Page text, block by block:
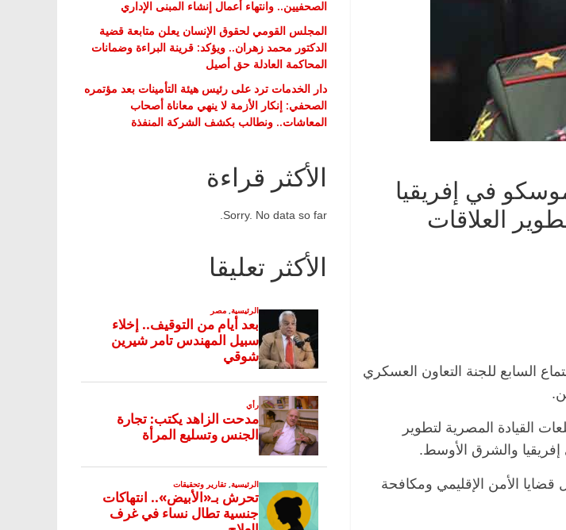
في إفريقيا
العلاقات
السابع للجنة التعاون العسكري
القيادة المصرية لتطوير
والشرق الأوسط.
الأمن الإقليمي ومكافحة
الصحفيين.. وانتهاء أعمال إنشاء المبنى الإداري
المجلس القومي لحقوق الإنسان يعلن متابعة قضية
الدكتور محمد زهران.. ويؤكد: قرينة البراءة وضمانات
المحاكمة العادلة حق أصيل
دار الخدمات ترد على رئيس هيئة التأمينات بعد مؤتمره
الصحفي: إنكار الأزمة لا ينهي معاناة أصحاب
المعاشات.. ونطالب بكشف الشركة المنفذة
الأكثر قراءة
Sorry. No data so far.
الأكثر تعليقا